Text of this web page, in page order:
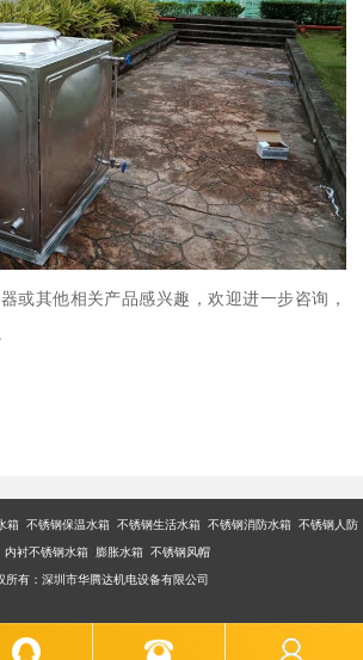
或其他相关产品感兴趣，欢迎进一步咨询，
箱 不锈钢保温水箱 不锈钢生活水箱 不锈钢消防水箱 不锈钢人防
内衬不锈钢水箱 膨胀水箱 不锈钢风帽
所有：深圳市华腾达机电设备有限公司